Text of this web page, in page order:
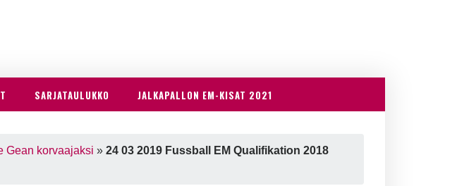
SARJATAULUKKO JALKAPALLON EM-KISAT 2021
Gean korvaajaksi » 24 03 2019 Fussball EM Qualifikation 2018